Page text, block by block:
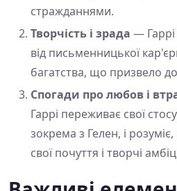
стражданнями.
Творчість і зрада — Гаррі
від письменницької
багатства, що призвело
Спогади про любов і
Гаррі переживає свої
зокрема з Гелен, і
свої почуття і творчі